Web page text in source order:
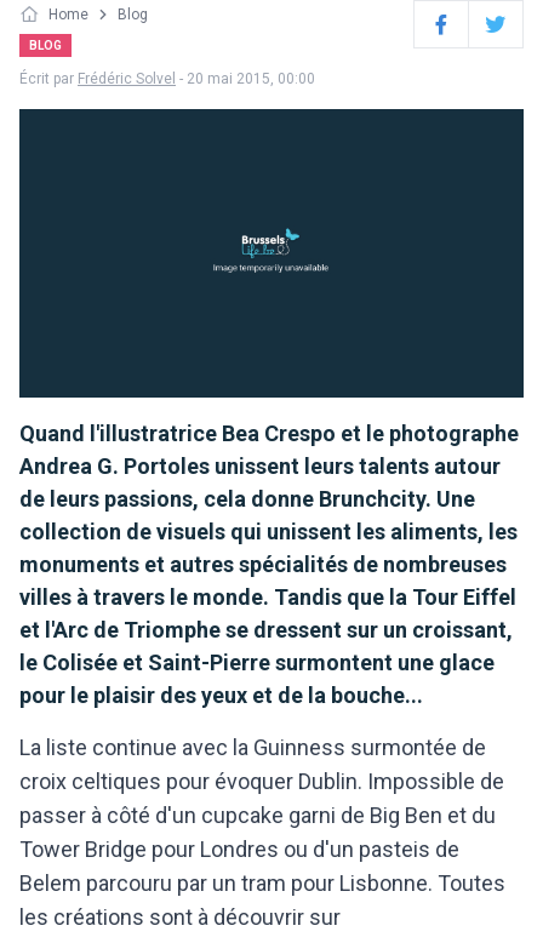
Home Blog
BLOG FacebookTwitter
Écrit par Frédéric Solvel - 20 mai 2015, 00:00
Quand l'illustratrice Bea Crespo et le photographe
Andrea G. Portoles unissent leurs talents autour
de leurs passions, cela donne Brunchcity. Une
collection de visuels qui unissent les aliments, les
monuments et autres spécialités de nombreuses
villes à travers le monde. Tandis que la Tour Eiffel
et l'Arc de Triomphe se dressent sur un croissant,
le Colisée et Saint-Pierre surmontent une glace
pour le plaisir des yeux et de la bouche...
La liste continue avec la Guinness surmontée de
croix celtiques pour évoquer Dublin. Impossible de
passer à côté d'un cupcake garni de Big Ben et du
Tower Bridge pour Londres ou d'un pasteis de
Belem parcouru par un tram pour Lisbonne. Toutes
les créations sont à découvrir sur